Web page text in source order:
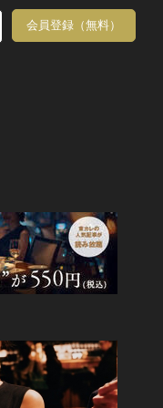
会員登録（無料）